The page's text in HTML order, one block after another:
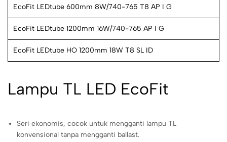
EcoFit LEDtube 600mm 8W/740-765 T8 AP I G
EcoFit LEDtube 1200mm 16W/740-765 AP I G
EcoFit LEDtube HO 1200mm 18W T8 SL ID
Lampu TL LED EcoFit
Seri ekonomis, cocok untuk mengganti lampu TL
konvensional tanpa mengganti ballast.